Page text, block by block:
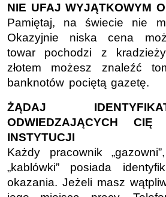
NIE UFAJ WYJĄTKOWYM
Pamiętaj, na świecie nie
Okazyjnie niska cena
towar pochodzi z
złotem możesz znaleźć
banknotów pociętą gazetę.
ŻĄDAJ
ODWIEDZAJĄCYCH CIĘ
INSTYTUCJI
Każdy pracownik
„kablówki” posiada
okazania. Jeżeli masz